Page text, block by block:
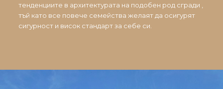
тенденциите в архитектурата на подобен род сгради ,
тъй като все повече семейства желаят да осигурят
сигурност и висок стандарт за себе си.